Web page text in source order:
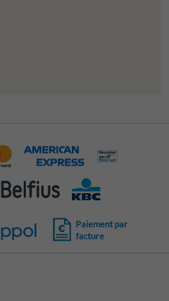
Paiement par
facture